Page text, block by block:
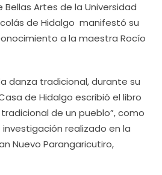
Bellas Artes de la Universidad
de Hidalgo manifestó su
a la maestra Rocío
danza tradicional, durante su
de Hidalgo escribió el libro
de un pueblo”, como
realizado en la
Nuevo Parangaricutiro,